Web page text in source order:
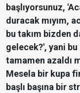
başlıyorsunuz,
duracak mıyım,
bu takım bizden
gelecek?', yani
tamamen azaldı
Mesela bir kupa
başlı başına bir